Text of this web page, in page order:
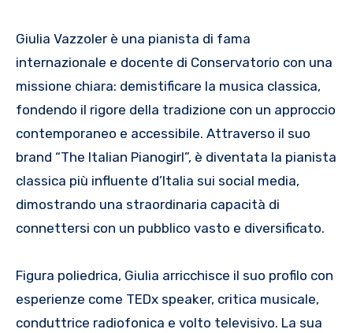
Giulia Vazzoler è una pianista di fama
internazionale e docente di Conservatorio con una
missione chiara: demistificare la musica classica,
fondendo il rigore della tradizione con un approccio
contemporaneo e accessibile. Attraverso il suo
brand “The Italian Pianogirl”, è diventata la pianista
classica più influente d’Italia sui social media,
dimostrando una straordinaria capacità di
connettersi con un pubblico vasto e diversificato.
Figura poliedrica, Giulia arricchisce il suo profilo con
esperienze come TEDx speaker, critica musicale,
conduttrice radiofonica e volto televisivo. La sua